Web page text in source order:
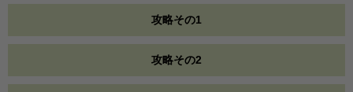
攻略その1
攻略その2